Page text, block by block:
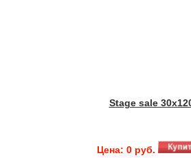
Stage sale
Цена: 0 руб.